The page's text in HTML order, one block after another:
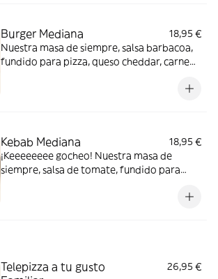
Burger Mediana
18,95 €
Nuestra masa de siempre, salsa barbacoa,
fundido para pizza, queso cheddar, carne
Kebab Mediana
18,95 €
¡Keeeeeeee gocheo! Nuestra masa de
siempre, salsa de tomate, fundido para
Telepizza a tu gusto
26,95 €